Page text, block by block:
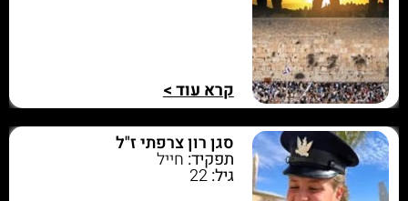
קרא עוד >
סגן רון צרפתי ז"ל
תפקיד: חייל
גיל:22